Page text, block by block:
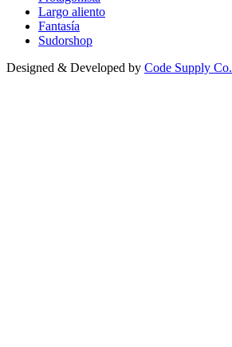
Largo aliento
Fantasía
Sudorshop
Designed & Developed by Code Supply Co.